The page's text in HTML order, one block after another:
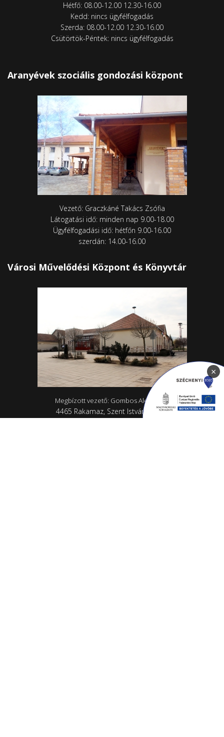
Hétfő: 08.00-12.00 12.30-16.00
Kedd: nincs ügyfélfogadás
Szerda: 08.00-12.00 12.30-16.00
Csütörtök-Péntek: nincs ügyfélfogadás
Aranyévek szociális gondozási központ
Vezető: Graczkáné Takács Zsófia
Látogatási idő: minden nap 9.00-18.00
Ügyfélfogadási idő: hétfőn 9.00-16.00
szerdán: 14.00-16.00
Városi Művelődési Központ és Könyvtár
Megbízott vezető: Gombos Alexandra
4465 Rakamaz, Szent István út 174
×